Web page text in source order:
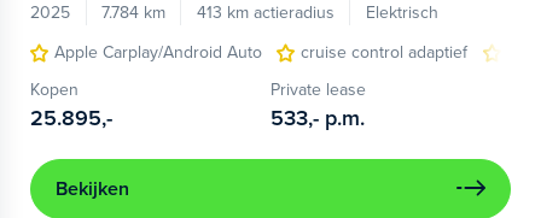
2025
7.784 km 413 km actieradius
Elektrisch
Apple Carplay/Android Auto
cruise control adaptief
Kopen
25.895,-
Private lease
533,- p.m.
Bekijken